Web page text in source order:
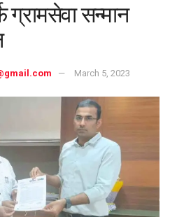
ग्रामसेवा सन्मान
March 5, 2023